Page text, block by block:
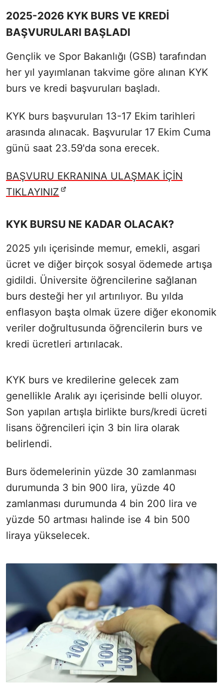
2025-2026 KYK BURS VE KREDİ
BAŞVURULARI BAŞLADI
Gençlik ve Spor Bakanlığı (GSB) tarafından
her yıl yayımlanan takvime göre alınan KYK
burs ve kredi başvuruları başladı.
KYK burs başvuruları 13-17 Ekim tarihleri
arasında alınacak. Başvurular 17 Ekim Cuma
günü saat 23.59'da sona erecek.
BAŞVURU EKRANINA ULAŞMAK İÇİN
TIKLAYINIZ
KYK BURSU NE KADAR OLACAK?
2025 yılı içerisinde memur, emekli, asgari
ücret ve diğer birçok sosyal ödemede artışa
gidildi. Üniversite öğrencilerine sağlanan
burs desteği her yıl artırılıyor. Bu yılda
enflasyon başta olmak üzere diğer ekonomik
veriler doğrultusunda öğrencilerin burs ve
kredi ücretleri artırılacak.
KYK burs ve kredilerine gelecek zam
genellikle Aralık ayı içerisinde belli oluyor.
Son yapılan artışla birlikte burs/kredi ücreti
lisans öğrencileri için 3 bin lira olarak
belirlendi.
Burs ödemelerinin yüzde 30 zamlanması
durumunda 3 bin 900 lira, yüzde 40
zamlanması durumunda 4 bin 200 lira ve
yüzde 50 artması halinde ise 4 bin 500
liraya yükselecek.